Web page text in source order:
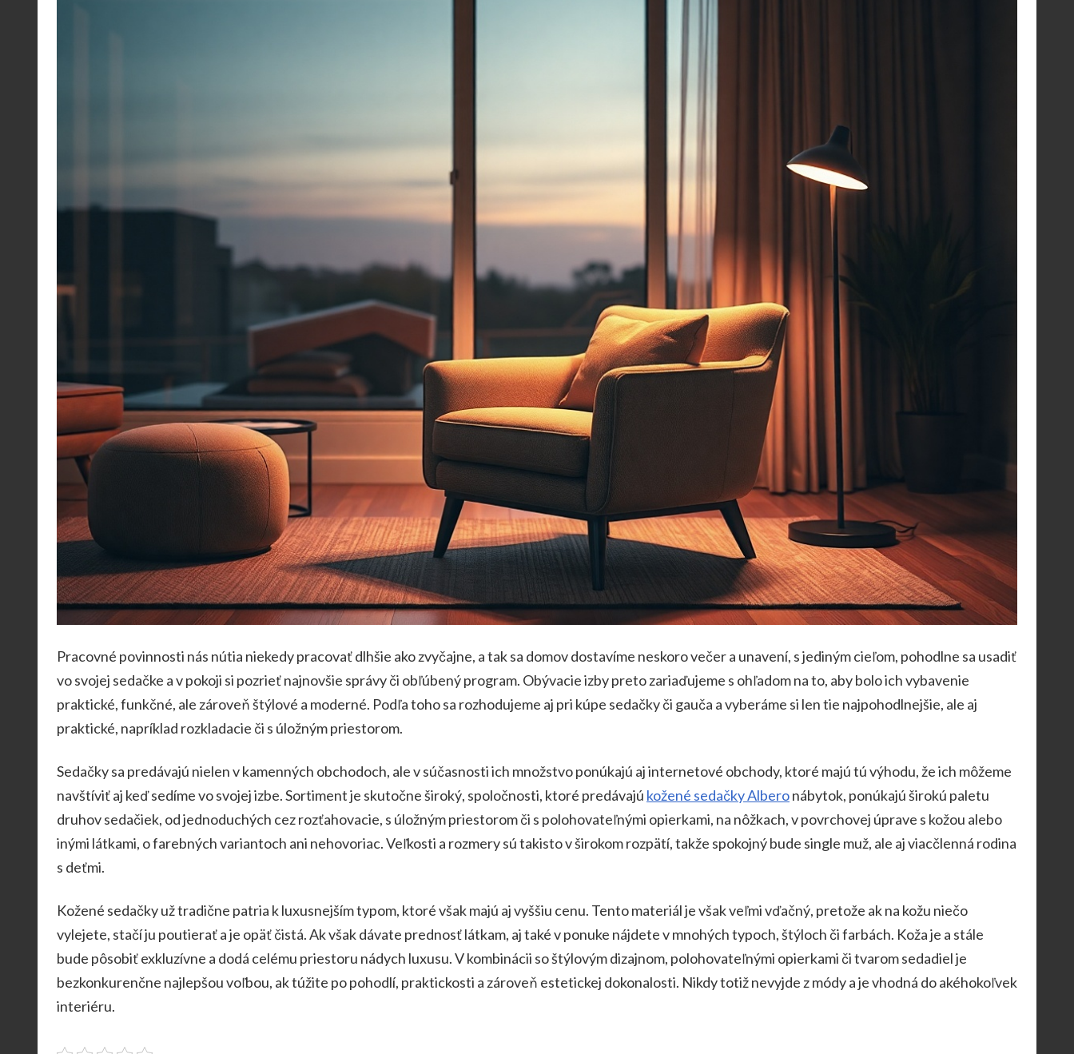
Pracovné povinnosti nás nútia niekedy pracovať dlhšie ako zvyčajne, a tak sa domov dostavíme neskoro večer a unavení, s jediným cieľom, pohodlne sa usadiť
vo svojej sedačke a v pokoji si pozrieť najnovšie správy či obľúbený program. Obývacie izby preto zariaďujeme s ohľadom na to, aby bolo ich vybavenie
praktické, funkčné, ale zároveň štýlové a moderné. Podľa toho sa rozhodujeme aj pri kúpe sedačky či gauča a vyberáme si len tie najpohodlnejšie, ale aj
praktické, napríklad rozkladacie či s úložným priestorom.
Sedačky sa predávajú nielen v kamenných obchodoch, ale v súčasnosti ich množstvo ponúkajú aj internetové obchody, ktoré majú tú výhodu, že ich môžeme
navštíviť aj keď sedíme vo svojej izbe. Sortiment je skutočne široký, spoločnosti, ktoré predávajú kožené sedačky Alberonábytok, ponúkajú širokú paletu
druhov sedačiek, od jednoduchých cez rozťahovacie, s úložným priestorom či s polohovateľnými opierkami, na nôžkach, v povrchovej úprave s kožou alebo
inými látkami, o farebných variantoch ani nehovoriac. Veľkosti a rozmery sú takisto v širokom rozpätí, takže spokojný bude single muž, ale aj viacčlenná rodina
s deťmi.
Kožené sedačky už tradične patria k luxusnejším typom, ktoré však majú aj vyššiu cenu. Tento materiál je však veľmi vďačný, pretože ak na kožu niečo
vylejete, stačí ju poutierať a je opäť čistá. Ak však dávate prednosť látkam, aj také v ponuke nájdete v mnohých typoch, štýloch či farbách. Koža je a stále
bude pôsobiť exkluzívne a dodá celému priestoru nádych luxusu. V kombinácii so štýlovým dizajnom, polohovateľnými opierkami či tvarom sedadiel je
bezkonkurenčne najlepšou voľbou, ak túžite po pohodlí, praktickosti a zároveň estetickej dokonalosti. Nikdy totiž nevyjde z módy a je vhodná do akéhokoľvek
interiéru.